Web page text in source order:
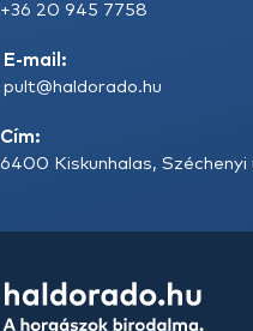
+36 20 945 7758
E-mail:
pult@haldorado.hu
Cím:
6400 Kiskunhalas, Széchenyi